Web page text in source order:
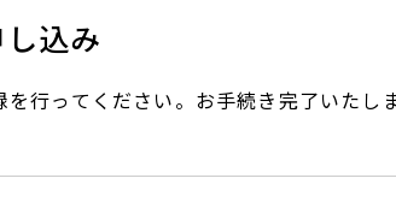
込み
行ってください。お手続き完了いたし